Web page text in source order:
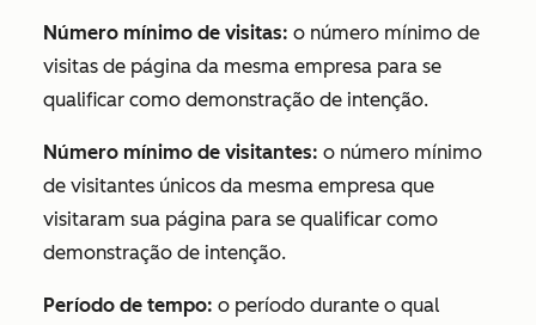
Número mínimo de visitas: o número mínimo de
visitas de página da mesma empresa para se
qualificar como demonstração de intenção.
Número mínimo de visitantes: o número mínimo
de visitantes únicos da mesma empresa que
visitaram sua página para se qualificar como
demonstração de intenção.
Período de tempo: o período durante o qual